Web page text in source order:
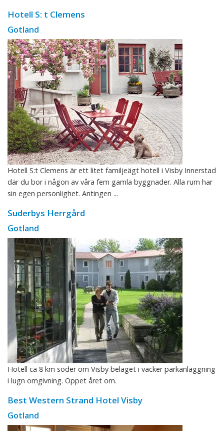
Hotell S: t Clemens
Gotland
Hotell S:t Clemens är ett litet familjeägt hotell i Visby Innerstad
där du bor i någon av våra fem gamla byggnader. Alla rum har
sin egen personlighet. Antingen ...
Suderbys Herrgård
Gotland
Hotell ca 8 km söder om Visby beläget i vacker parkanläggning
i lugn omgivning. Öppet året om.
Best Western Strand Hotel Visby
Gotland